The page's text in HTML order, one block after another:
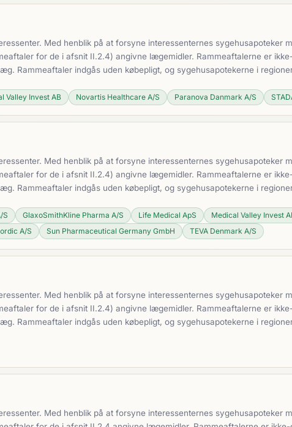
Med henblik på at forsyne interessenternes sygehusapoteker
for de i afsnit II.2.4) angivne lægemidler. Rammeaftalerne er
Rammeaftaler indgås uden købepligt, og sygehusapotekerne i
Valley Invest AB Novartis Healthcare A/S Paranova Danmark A/S
Med henblik på at forsyne interessenternes sygehusapoteker
for de i afsnit II.2.4) angivne lægemidler. Rammeaftalerne er
Rammeaftaler indgås uden købepligt, og sygehusapotekerne i
S GlaxoSmithKline Pharma A/S Life Medical ApS Medical Valley Invest
A/S Sun Pharmaceutical Germany GmbH TEVA Denmark A/S
Med henblik på at forsyne interessenternes sygehusapoteker
for de i afsnit II.2.4) angivne lægemidler. Rammeaftalerne er
Rammeaftaler indgås uden købepligt, og sygehusapotekerne i
Med henblik på at forsyne interessenternes sygehusapoteker